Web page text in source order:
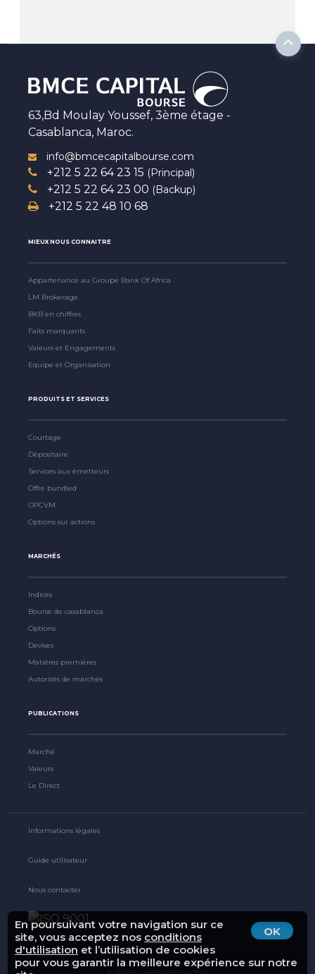
OK
En poursuivant votre navigation sur ce
site, vous acceptez nos conditions
d'utilisation et l’utilisation de cookies
pour vous garantir la meilleure expérience sur notre
63,Bd Moulay Youssef, 3ème étage -
Casablanca, Maroc.
info@bmcecapitalbourse.com
+212 5 22 64 23 15 (Principal)
+212 5 22 64 23 00 (Backup)
+212 5 22 48 10 68
MIEUX NOUS CONNAITRE
Appartenance au Groupe Bank Of Africa
LM Brokerage
BKB en chiffres
Faits marquants
Valeurs et Engagements
Equipe et Organisation
PRODUITS ET SERVICES
Courtage
Dépositaire
Services aux émetteurs
Offre bundled
OPCVM
Options sur actions
MARCHÉS
Indices
Bourse de casablanca
Options
Devises
Matières premières
Autorités de marchés
PUBLICATIONS
Marché
Valeurs
Le Direct
Informations légales
Guide utilisateur
Nous contacter